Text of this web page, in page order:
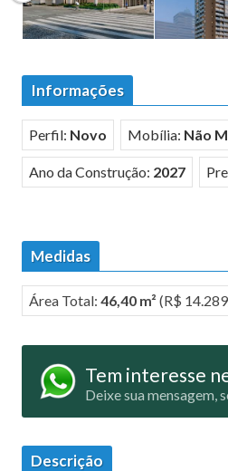
Informações
Perfil: Novo Mobília: Não
Ano da Construção: 2027
Medidas
Área Total: 46,40 m² (R$
Tem interesse
Deixe sua mensagem,
Descrição